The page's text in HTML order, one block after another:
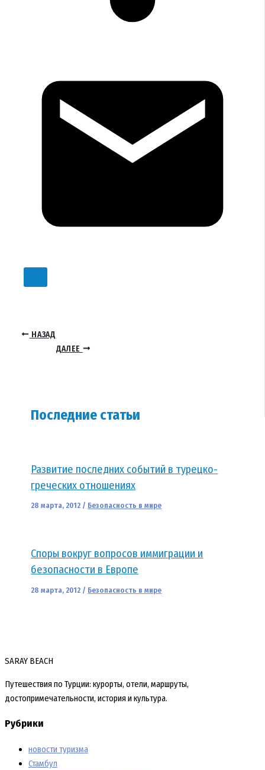
НАЗАД
ДАЛЕЕ
Последние статьи
Развитие последних событий в турецко-
греческих отношениях
28 марта, 2012 / Безопасность в мире
Споры вокруг вопросов иммиграции и
безопасности в Европе
28 марта, 2012 / Безопасность в мире
SARAY BEACH
Путешествия по Турции: курорты, отели, маршруты,
достопримечательности, история и культура.
Рубрики
новости туризма
Стамбул